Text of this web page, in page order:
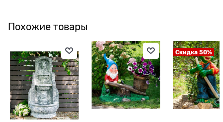
Похожие товары
Скидка 50%